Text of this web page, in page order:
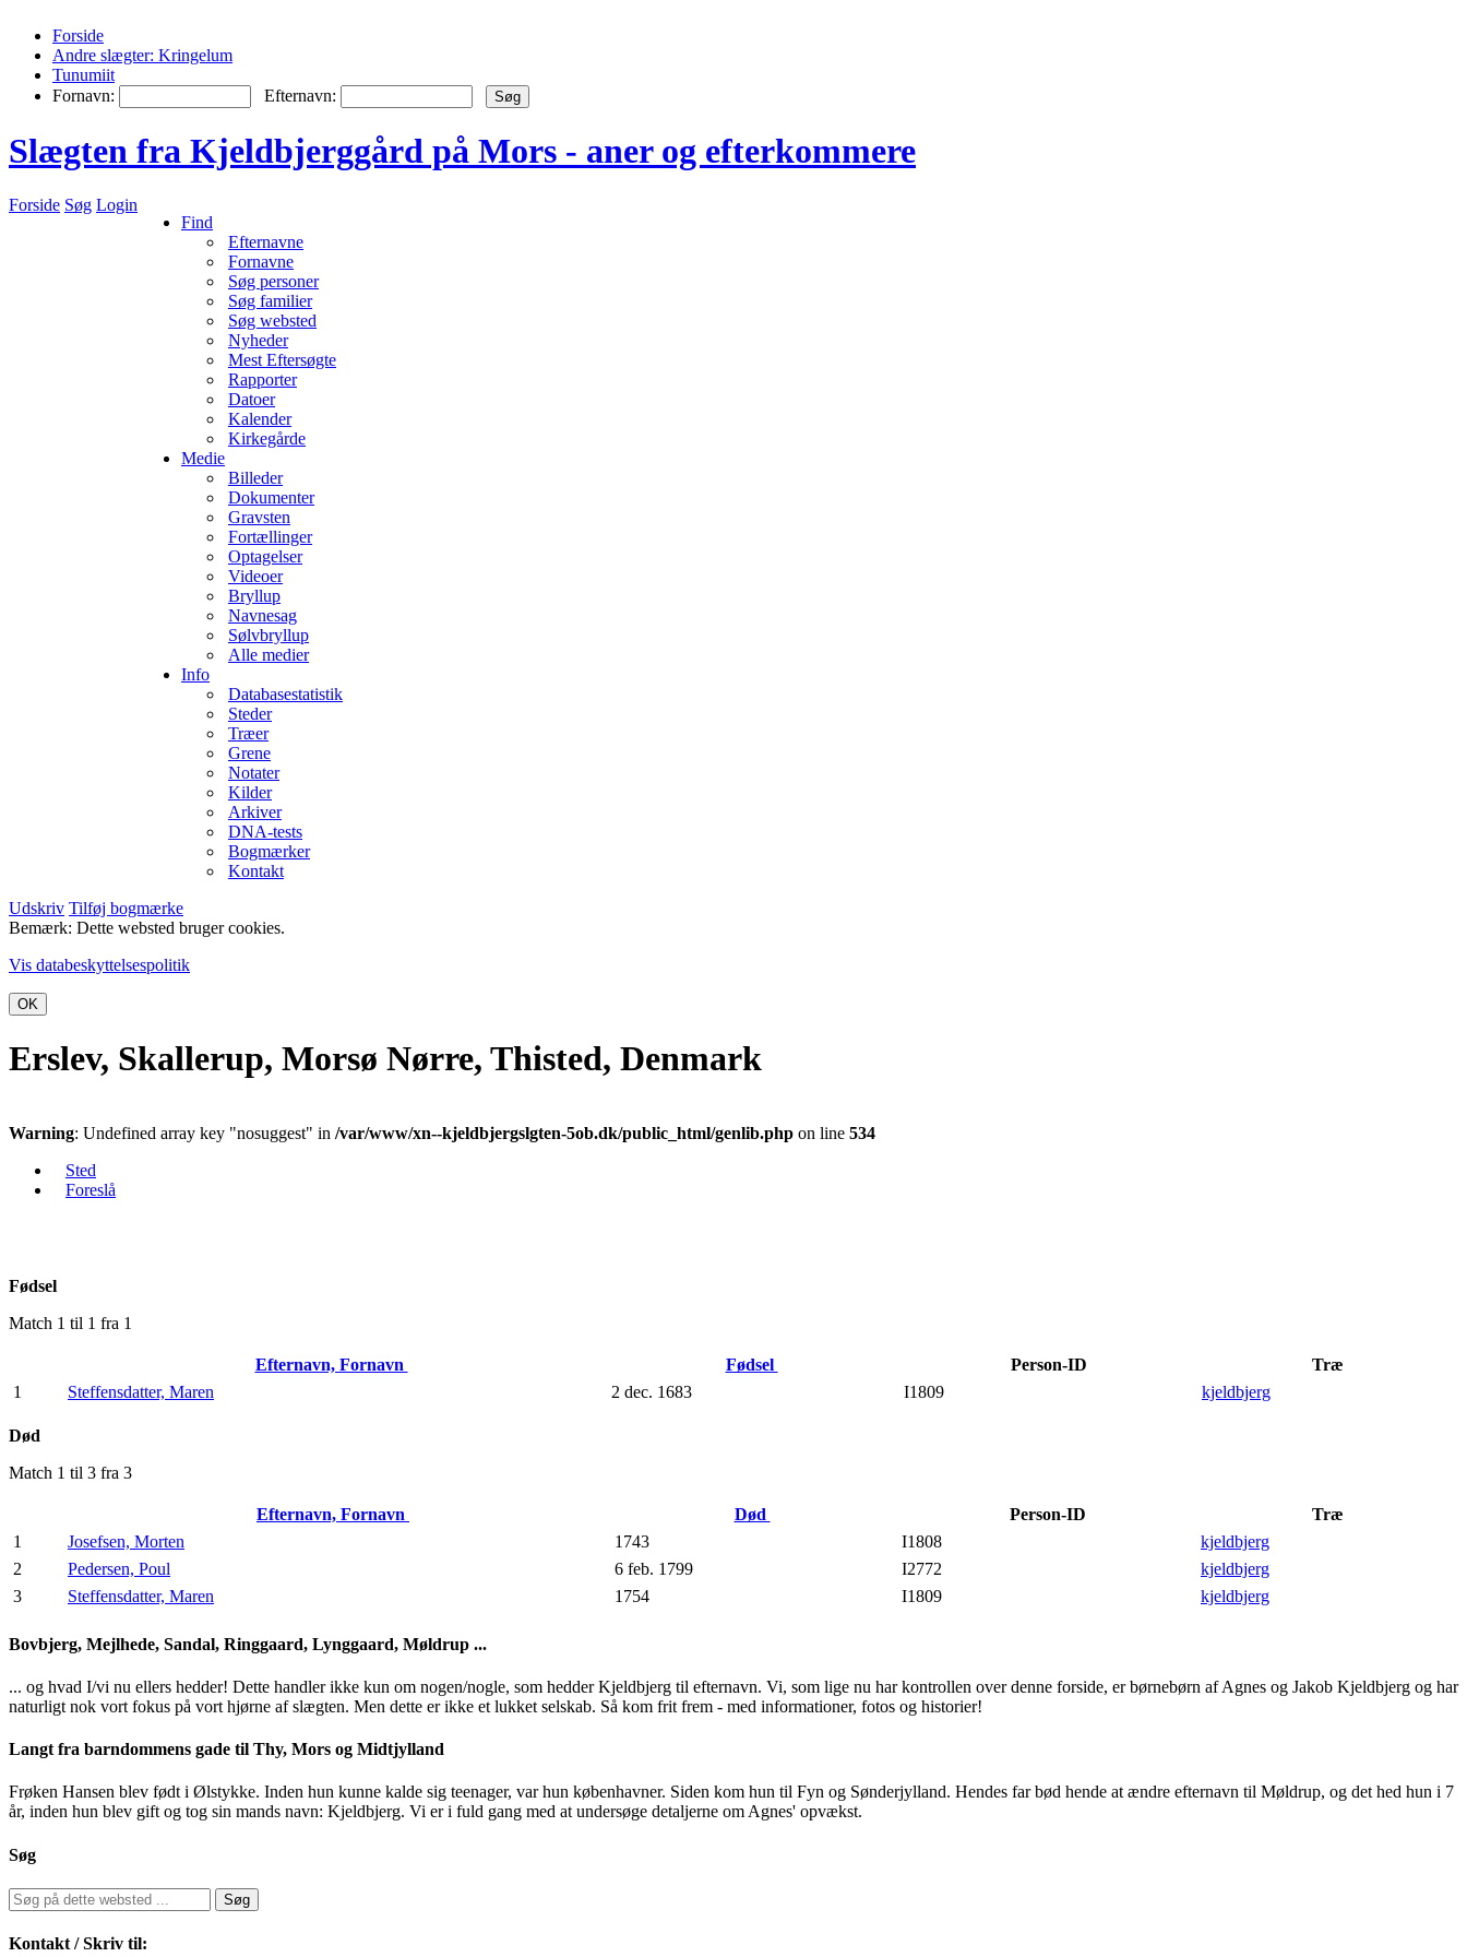
Forside
Andre slægter: Kringelum
Tunumiit
Fornavn:
Efternavn:
Slægten fra Kjeldbjerggård på Mors - aner og efterkommere
Forside Søg Login
Find
Efternavne
Fornavne
Søg personer
Søg familier
Søg websted
Nyheder
Mest Eftersøgte
Rapporter
Datoer
Kalender
Kirkegårde
Medie
Billeder
Dokumenter
Gravsten
Fortællinger
Optagelser
Videoer
Bryllup
Navnesag
Sølvbryllup
Alle medier
Info
Databasestatistik
Steder
Træer
Grene
Notater
Kilder
Arkiver
DNA-tests
Bogmærker
Kontakt
Udskriv Tilføj bogmærke
Bemærk: Dette websted bruger cookies.
Vis databeskyttelsespolitik
OK
Erslev, Skallerup, Morsø Nørre, Thisted, Denmark
Warning: Undefined array key "nosuggest" in /var/www/xn--kjeldbjergslgten-5ob.dk/public_html/genlib.php on line 534
Sted
Foreslå
Fødsel
Match 1 til 1 fra 1
Efternavn, Fornavn Fødsel Person-ID
Træ
1
Steffensdatter, Maren 2 dec. 1683 I1809 kjeldbjerg
Død
Match 1 til 3 fra 3
Efternavn, Fornavn Død Person-ID
Træ
1
Josefsen, Morten 1743 I1808
kjeldbjerg
2
Pedersen, Poul 6 feb. 1799 I2772
kjeldbjerg
3
Steffensdatter, Maren 1754 I1809 kjeldbjerg
Bovbjerg, Mejlhede, Sandal, Ringgaard, Lynggaard, Møldrup ...
... og hvad I/vi nu ellers hedder! Dette handler ikke kun om nogen/nogle, som hedder Kjeldbjerg til efternavn. Vi, som lige nu har kontrollen over denne forside, er børnebørn af Agnes og Jakob Kjeldbjerg og har
naturligt nok vort fokus på vort hjørne af slægten. Men dette er ikke et lukket selskab. Så kom frit frem - med informationer, fotos og historier!
Langt fra barndommens gade til Thy, Mors og Midtjylland
Frøken Hansen blev født i Ølstykke. Inden hun kunne kalde sig teenager, var hun københavner. Siden kom hun til Fyn og Sønderjylland. Hendes far bød hende at ændre efternavn til Møldrup, og det hed hun i 7
år, inden hun blev gift og tog sin mands navn: Kjeldbjerg. Vi er i fuld gang med at undersøge detaljerne om Agnes' opvækst.
Søg
Kontakt / Skriv til: